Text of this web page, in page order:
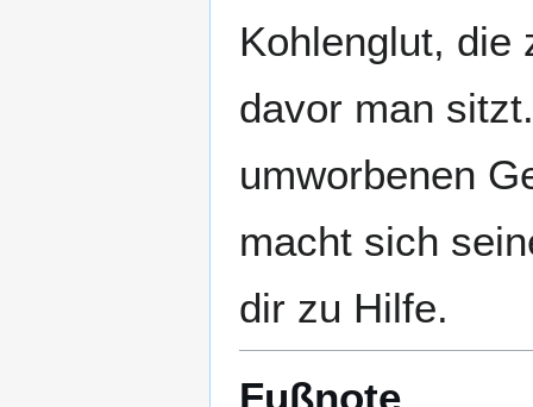
Kohlenglut, die
davor man
umworbenen
macht sich
dir zu Hilfe.
Fußnote